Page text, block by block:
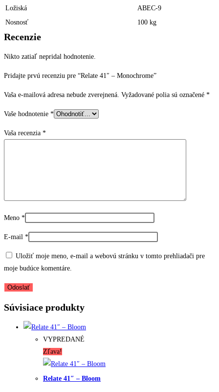
Ložiská
ABEC-9
Nosnosť
100 kg
Recenzie
Nikto zatiaľ nepridal hodnotenie.
Pridajte prvú recenziu pre “Relate 41″ – Monochrome”
Vaša e-mailová adresa nebude zverejnená. Vyžadované polia sú označené *
Vaše hodnotenie *
Vaša recenzia *
Meno *
E-mail *
Uložiť moje meno, e-mail a webovú stránku v tomto prehliadači pre
moje budúce komentáre.
Súvisiace produkty
VYPREDANÉ
Zľava!
Relate 41″ – Bloom